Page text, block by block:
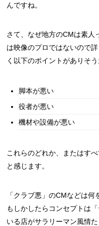
んですね。
さて、なぜ地方のCMは素人
は映像のプロではないので
く以下のポイントがありそ
脚本が悪い
役者が悪い
機材や設備が悪い
これらのどれか、またはす
と感じます。
「クラブ悪」のCMなどは何
もしかしたらコンセプトは
いる店がサラリーマン風情